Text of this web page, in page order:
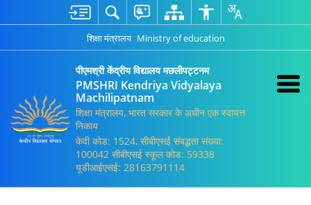
शिक्षा मंत्रालय Ministry of education
पीएमश्री केंद्रीय विद्यालय मछलीपट्टनम
PMSHRI Kendriya Vidyalaya
Machilipatnam
शिक्षा मंत्रालय, भारत सरकार के अधीन एक स्वायत्त
निकाय
केवी कोड: 1524, सीबीएसई संबद्धता संख्या:
100042 सीबीएसई स्कूल कोड: 59338
यूडीआईएसई: 28163791114